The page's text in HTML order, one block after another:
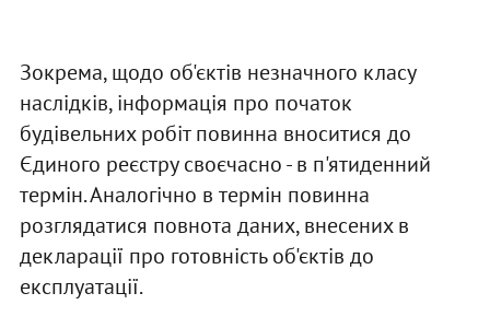
Зокрема, щодо об'єктів незначного класу
наслідків, інформація про початок
будівельних робіт повинна вноситися до
Єдиного реєстру своєчасно - в п'ятиденний
термін. Аналогічно в термін повинна
розглядатися повнота даних, внесених в
декларації про готовність об'єктів до
експлуатації.